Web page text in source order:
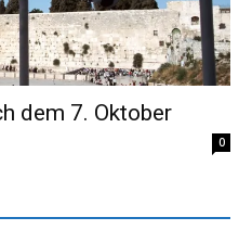
dem 7. Oktober
0